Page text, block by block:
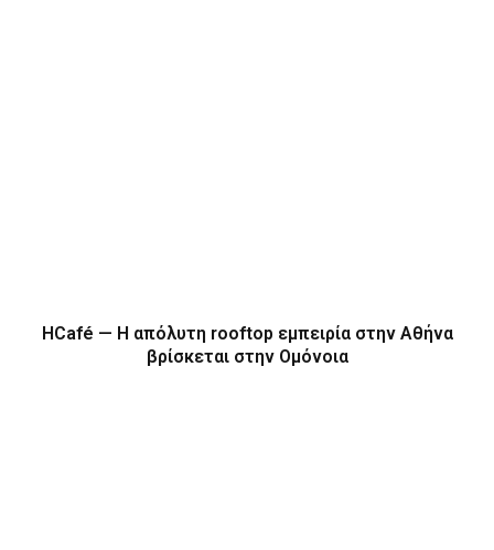
HCafé — Η απόλυτη rooftop εμπειρία στην Αθήνα
βρίσκεται στην Ομόνοια